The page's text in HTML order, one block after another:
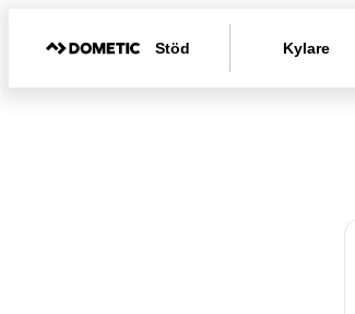
Stöd Kylare